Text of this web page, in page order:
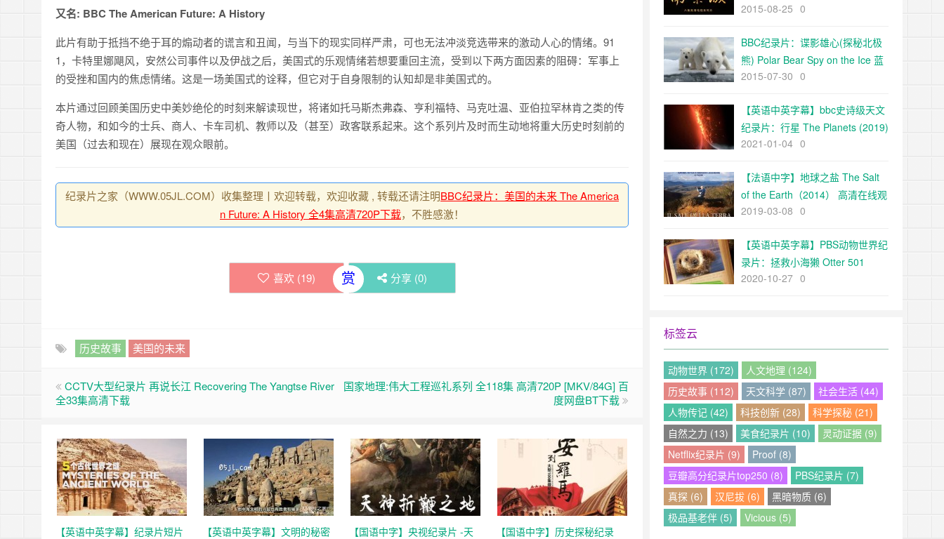
又名: BBC The American Future: A History
此片有助于抵挡不绝于耳的煽动者的谎言和丑闻，与当下的现实同样严肃，可也无法冲淡竞选带来的激动人心的情绪。91
1，卡特里娜飓风，安然公司事件以及伊战之后，美国式的乐观情绪若想要重回主流，受到以下两方面因素的阻碍：军事上
的受挫和国内的焦虑情绪。这是一场美国式的诠释，但它对于自身限制的认知却是非美国式的。
本片通过回顾美国历史中美妙绝伦的时刻来解读现世，将诸如托马斯杰弗森、亨利福特、马克吐温、亚伯拉罕林肯之类的传
奇人物，和如今的士兵、商人、卡车司机、教师以及（甚至）政客联系起来。这个系列片及时而生动地将重大历史时刻前的
美国（过去和现在）展现在观众眼前。
纪录片之家（WWW.05JL.COM）收集整理丨欢迎转载，欢迎收藏 , 转载还请注明BBC纪录片：美国的未来 The America
n Future: A History 全4集高清720P下载，不胜感激！
喜欢 (19) 赏 分享 (0)
历史故事 美国的未来
CCTV大型纪录片 再说长江 Recovering The Yangtse River
全33集高清下载
国家地理:伟大工程巡礼系列 全118集 高清720P [MKV/84G] 百
度网盘BT下载
【英语中英字幕】纪录片短片
【英语中英字幕】文明的秘密
【国语中字】央视纪录片 -天
【国语中字】历史探秘纪录
2015-08-25 0
BBC纪录片：谍影雄心(探秘北极
熊) Polar Bear Spy on the Ice 蓝
光720P下载
2015-07-30 0
【英语中英字幕】bbc史诗级天文
纪录片：行星 The Planets (2019)
全5集 超清1080P
2021-01-04 0
【法语中字】地球之盐 The Salt
of the Earth（2014） 高清在线观
看
2019-03-08 0
【英语中英字幕】PBS动物世界纪
录片：拯救小海獭 Otter 501
(2012) 全1集 超清1080P
2020-10-27 0
标签云
动物世界 (172)
人文地理 (124)
历史故事 (112)
天文科学 (87)
社会生活 (44)
人物传记 (42)
科技创新 (28)
科学探秘 (21)
自然之力 (13)
美食纪录片 (10)
灵动证据 (9)
Netflix纪录片 (9)
Proof (8)
豆瓣高分纪录片top250 (8)
PBS纪录片 (7)
真探 (6)
汉尼拔 (6)
黑暗物质 (6)
极品基老伴 (5)
Vicious (5)